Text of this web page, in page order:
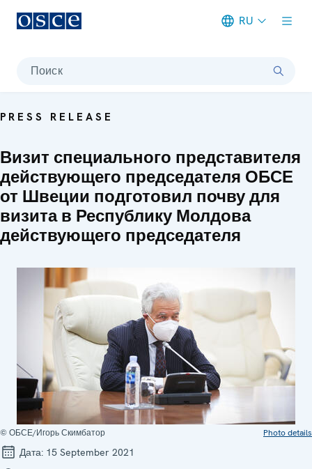
RU
Поиск
PRESS RELEASE
Визит специального представителя
действующего председателя ОБСЕ
от Швеции подготовил почву для
визита в Республику Молдова
действующего председателя
© ОБСЕ/Игорь Скимбатор Photo details
Дата: 15 September 2021